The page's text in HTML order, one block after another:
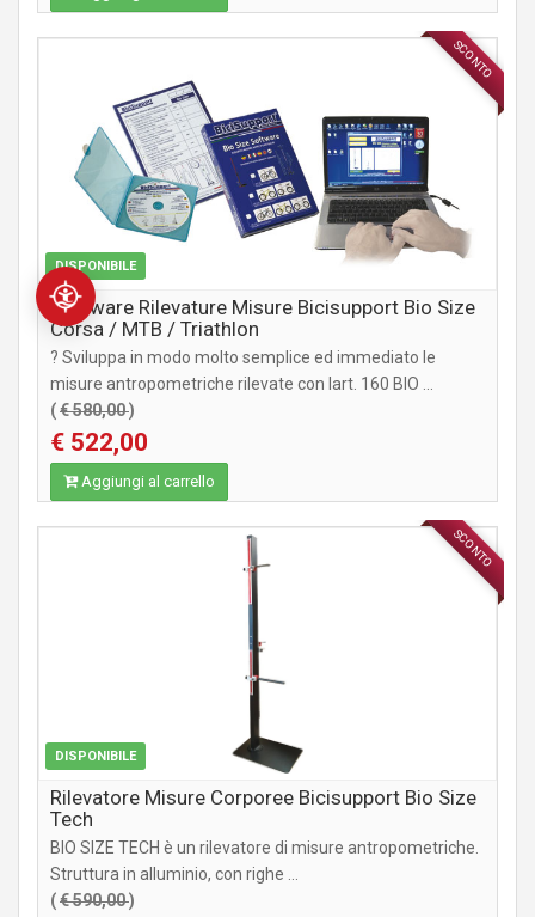
SCONTO
DISPONIBILE
ACCESSORI
Software Rilevature Misure Bicisupport Bio Size
Corsa / MTB / Triathlon
? Sviluppa in modo molto semplice ed immediato le
misure antropometriche rilevate con lart. 160 BIO ...
(€ 580,00)
€ 522,00
Aggiungi al carrello
SCONTO
DISPONIBILE
ACCESSORI
Rilevatore Misure Corporee Bicisupport Bio Size
Tech
BIO SIZE TECH è un rilevatore di misure antropometriche.
Struttura in alluminio, con righe ...
(€ 590,00)